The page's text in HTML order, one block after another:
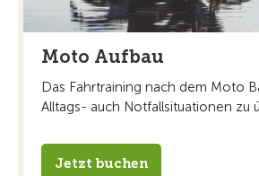
Moto Aufbau
Das Fahrtraining nach dem Moto
Alltags- auch Notfallsituationen zu
Jetzt buchen